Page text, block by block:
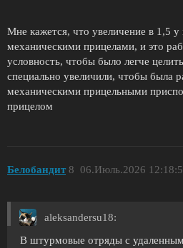
Мне кажется, что увеличение в 1,5
механическими прицелами, и это
условность, чтобы было легче
специально увеличили, чтобы была
механическими прицельными
прицелом
Белобандит 06.Июль.2026
8
aleksandersu18:
В штурмовые отряды с